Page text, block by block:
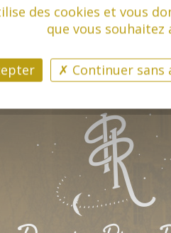
des cookies et vous
que vous souhaitez
Continuer sans